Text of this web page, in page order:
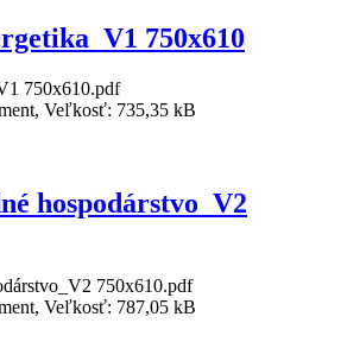
750x610
750x610.pdf
Veľkosť: 735,35 kB
hospodárstvo_V2
750x610.pdf
Veľkosť: 787,05 kB